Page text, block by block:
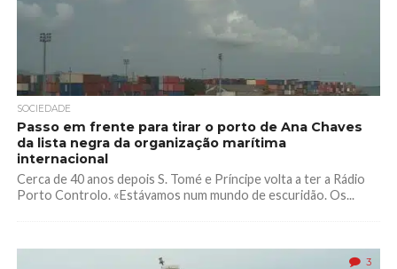
SOCIEDADE
Passo em frente para tirar o porto de Ana Chaves
da lista negra da organização marítima
internacional
Cerca de 40 anos depois S. Tomé e Príncipe volta a ter a Rádio
Porto Controlo. «Estávamos num mundo de escuridão. Os...
3